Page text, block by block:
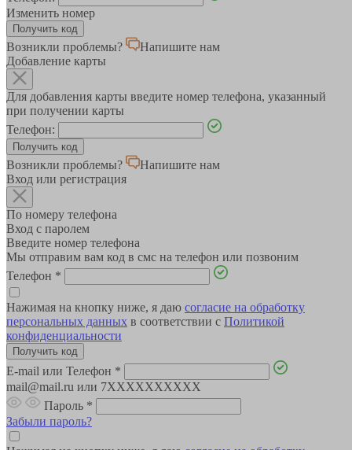
Изменить номер
Возникли проблемы?
Напишите нам
Добавление карты
Для добавления карты введите номер телефона, указанный
при получении карты
Телефон:
Возникли проблемы?
Напишите нам
Вход или регистрация
По номеру телефона
Вход с паролем
Введите номер телефона
Мы отправим вам код в смс на телефон или позвоним
Телефон *
Нажимая на кнопку ниже, я даю согласие на обработку
персональных данных в соответствии с Политикой
конфиденциальности
E-mail или Телефон *
mail@mail.ru или 7XXXXXXXXXX
Пароль *
Забыли пароль?